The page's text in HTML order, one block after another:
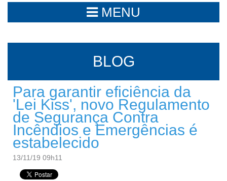
MENU
BLOG
Para garantir eficiência da
'Lei Kiss', novo Regulamento
de Segurança Contra
Incêndios e Emergências é
estabelecido
13/11/19 09h11